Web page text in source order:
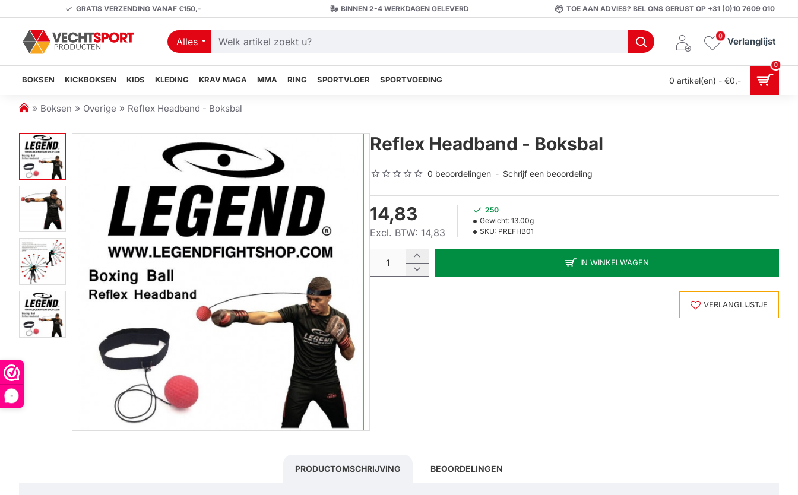
-
GRATIS VERZENDING VANAF €150,- BINNEN 2-4 WERKDAGEN GELEVERD TOE AAN ADVIES? BEL ONS GERUST OP +31 (0)10 7609 010
Alles
Welk
zoekt
Verlanglijst
0
BOKSEN KICKBOKSEN KIDS KLEDING KRAV MAGA MMA RING SPORTVLOER SPORTVOEDING 0 artikel(en) - €0,-
0
h
m
e
Boksen Overige Reflex Headband - Boksbal
Reflex Headband - Boksbal
0 beoordelingen - Schrijf een beoordeling
14,83
Excl. BTW: 14,83
250
Gewicht: 13.00g
SKU: PREFHB01
IN WINKELWAGEN
VERLANGLIJSTJE
PRODUCTOMSCHRIJVING BEOORDELINGEN